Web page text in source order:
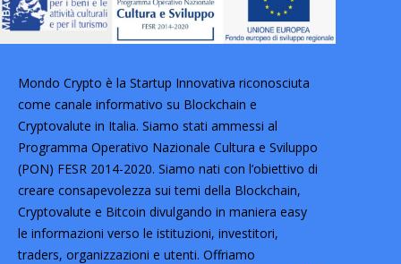
Mondo Crypto è la Startup Innovativa riconosciuta
come canale informativo su Blockchain e
Cryptovalute in Italia. Siamo stati ammessi al
Programma Operativo Nazionale Cultura e Sviluppo
(PON) FESR 2014-2020. Siamo nati con l’obiettivo di
creare consapevolezza sui temi della Blockchain,
Cryptovalute e Bitcoin divulgando in maniera easy
le informazioni verso le istituzioni, investitori,
traders, organizzazioni e utenti. Offriamo